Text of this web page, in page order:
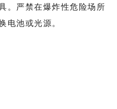
。严禁在爆炸性危险场所
电池或光源。